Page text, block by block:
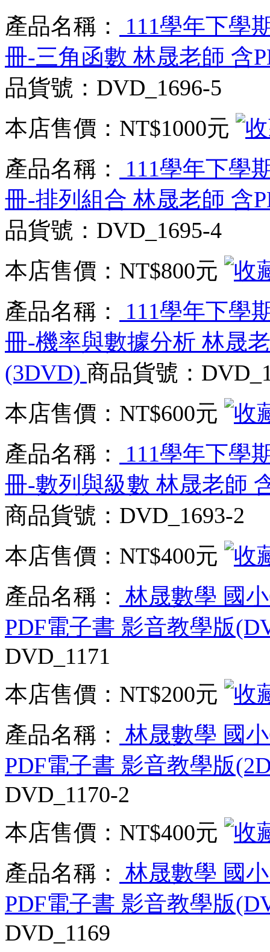
產品名稱：
111學年下學
冊-三角函數 林晟老師 含
品貨號：DVD_1696-5
本店售價： NT$1000元
產品名稱：
111學年下學
冊-排列組合 林晟老師 含
品貨號：DVD_1695-4
本店售價： NT$800元
產品名稱：
111學年下學
冊-機率與數據分析 林晟
(3DVD) 商品貨號：
本店售價： NT$600元
產品名稱：
111學年下學
冊-數列與級數 林晟老師
商品貨號：DVD_1693-2
本店售價： NT$400元
產品名稱：
林晟數學 國
PDF電子書 影音教學版
DVD_1171
本店售價： NT$200元
產品名稱：
林晟數學 國
PDF電子書 影音教學版
DVD_1170-2
本店售價： NT$400元
產品名稱：
林晟數學 國
PDF電子書 影音教學版
DVD_1169